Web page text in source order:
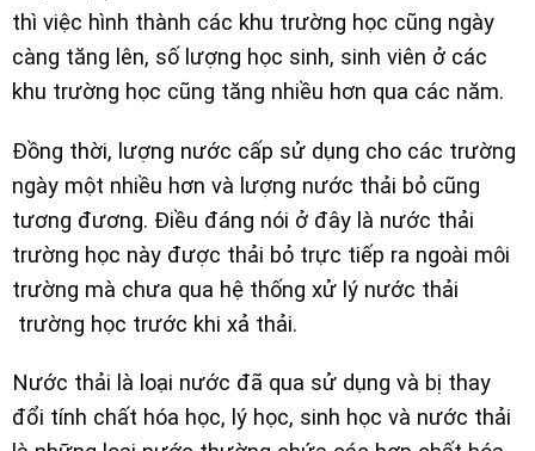
thì việc hình thành các khu trường học cũng ngày
càng tăng lên, số lượng học sinh, sinh viên ở các
khu trường học cũng tăng nhiều hơn qua các năm.
Đồng thời, lượng nước cấp sử dụng cho các trường
ngày một nhiều hơn và lượng nước thải bỏ cũng
tương đương. Điều đáng nói ở đây là nước thải
trường học này được thải bỏ trực tiếp ra ngoài môi
trường mà chưa qua hệ thống xử lý nước thải
trường học trước khi xả thải.
Nước thải là loại nước đã qua sử dụng và bị thay
đổi tính chất hóa học, lý học, sinh học và nước thải